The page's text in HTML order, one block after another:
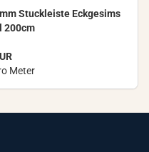
Stuck­leis­te Eck­ge­sims
200cm
Meter